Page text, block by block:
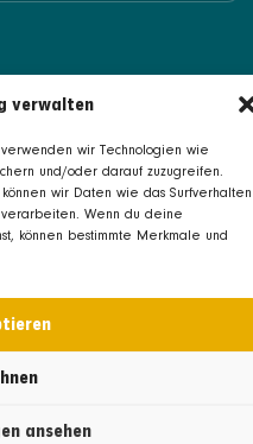
verwalten
wir Technologien wie
und/oder darauf zuzugreifen.
wir Daten wie das Surfverhalten
Wenn du deine
können bestimmte Merkmale und
ansehen